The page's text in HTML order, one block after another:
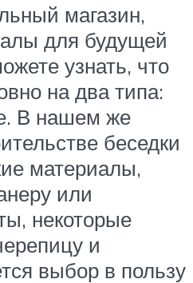
магазин,
для будущей
узнать, что
на два типа:
В нашем же
беседки
материалы,
или
некоторые
и
выбор в пользу